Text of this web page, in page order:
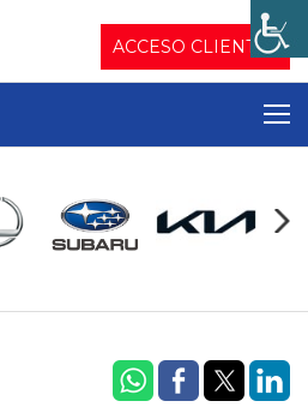
ACCESO CLIENTES